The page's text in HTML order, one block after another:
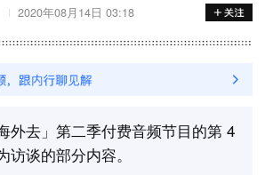
2020年08月14日 03:18
外去」第二季付费音频节目的第 4
访谈的部分内容。